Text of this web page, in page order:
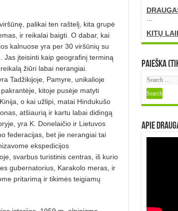
palikai ten raštelį, kita grupė
ir reikalai baigti. O dabar, kai
kalnuose yra per 30 viršūnių su
Jas įteisinti kaip geografinį terminą
žiūri labai nerangiai.
Tadžikijoje, Pamyre, unikalioje
kitoje pusėje matyti
o kai užlipi, matai Hindukušo
atšiaurią ir kartu labai didingą
yra K. Donelaičio ir Lietuvos
federacijas, bet jie nerangiai tai
ekspedicijos
svarbus turistinis centras, iš kurio
gubernatorius, Karakolo meras, ir
pritarimą ir tikimės teigiamų
...
KITŲ
Paieška
Apie